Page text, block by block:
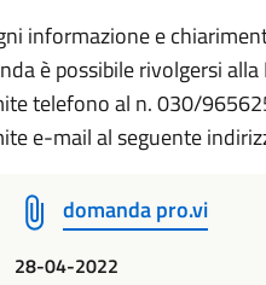
informazione e
è possibile rivolgersi
telefono al n. 030/
e-mail al seguente
domanda pro.vi
28-04-2022